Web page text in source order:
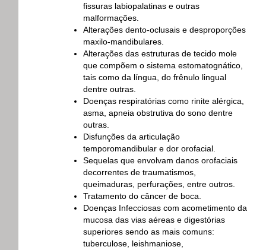
fissuras labiopalatinas e outras
malformações.
Alterações dento-oclusais e desproporções
maxilo-mandibulares.
Alterações das estruturas de tecido mole
que compõem o sistema estomatognático,
tais como da língua, do frênulo lingual
dentre outras.
Doenças respiratórias como rinite alérgica,
asma, apneia obstrutiva do sono dentre
outras.
Disfunções da articulação
temporomandibular e dor orofacial.
Sequelas que envolvam danos orofaciais
decorrentes de traumatismos,
queimaduras, perfurações, entre outros.
Tratamento do câncer de boca.
Doenças Infecciosas com acometimento da
mucosa das vias aéreas e digestórias
superiores sendo as mais comuns:
tuberculose, leishmaniose,